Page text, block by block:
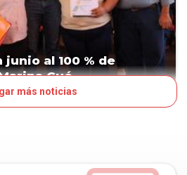
al 100 % de
Cué
más noticias